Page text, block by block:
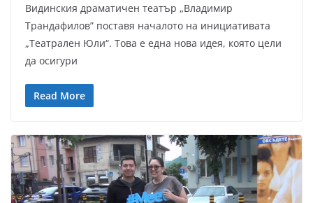
Видинския драматичен театър „Владимир
Трандафилов” поставя началото на инициативата
„Театрален Юли“. Това е една нова идея, която цели
да осигури
Read More